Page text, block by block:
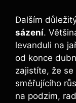
Dalším
sázení.
levanduli na
od konce
zajistíte, že
směřujícího
na podzim,